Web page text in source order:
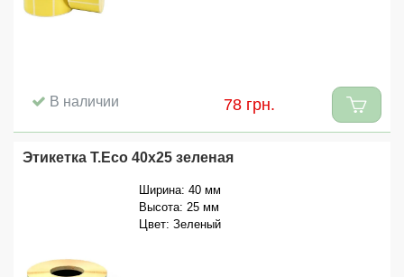
В наличии 78 грн.
Этикетка T.Eco 40x25 зеленая
Ширина: 40 мм
Высота: 25 мм
Цвет: Зеленый